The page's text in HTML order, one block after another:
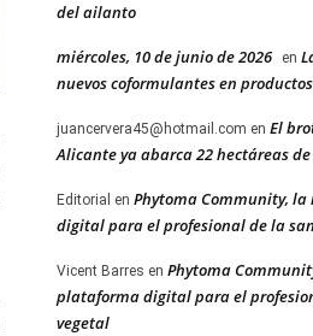
del ailanto
miércoles, 10 de junio de 2026 en
nuevos coformulantes en
juancervera45@hotmail.com en El
Alicante ya abarca 22 hectáreas
Editorial en Phytoma Community,
digital para el profesional de la
Vicent Barres en Phytoma
plataforma digital para el
vegetal